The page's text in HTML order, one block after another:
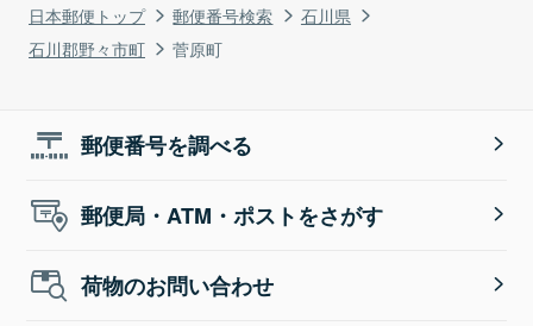
日本郵便トップ 郵便番号検索
石川県
石川郡野々市町
菅原町
郵便番号を調べる
郵便局・ATM・ポストをさがす
荷物のお問い合わせ